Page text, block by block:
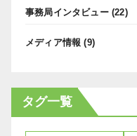
事務局インタビュー(22)
メディア情報 (9)
タグ一覧